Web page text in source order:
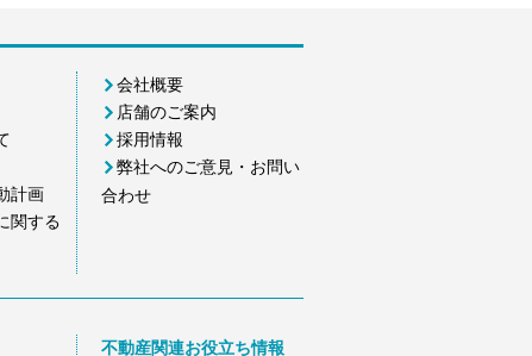
計画
関する
会社概要
店舗のご案内
採用情報
弊社へのご意見・お問い
合わせ
不動産関連お役立ち情報